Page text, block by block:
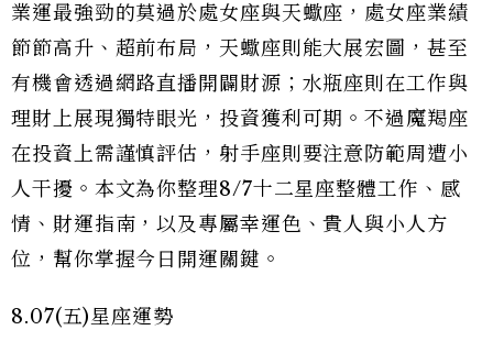
業運最強勁的莫過於處女座與天蠍座，處女座業績
節節高升、超前布局，天蠍座則能大展宏圖，甚至
有機會透過網路直播開闢財源；水瓶座則在工作與
理財上展現獨特眼光，投資獲利可期。不過魔羯座
在投資上需謹慎評估，射手座則要注意防範周遭小
人干擾。本文為你整理8/7十二星座整體工作、感
情、財運指南，以及專屬幸運色、貴人與小人方
位，幫你掌握今日開運關鍵。
8.07(五)星座運勢